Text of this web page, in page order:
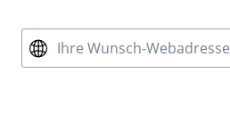
Ihre Wunsch-Webadresse